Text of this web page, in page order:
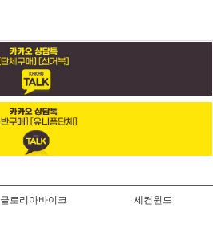
글로리아바이크 세컨윈드